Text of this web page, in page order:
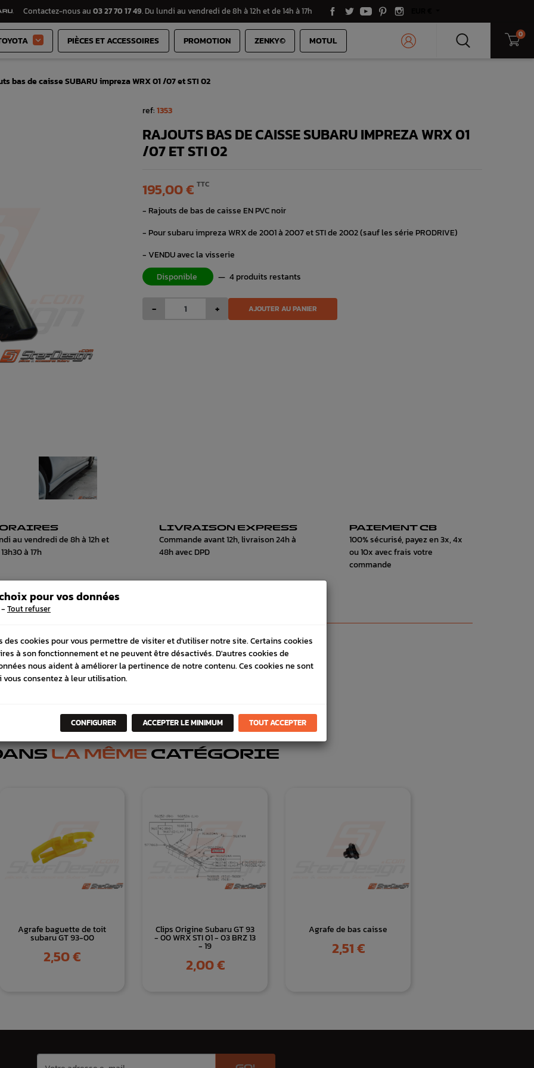
Contactez-nous au 03 27 70 17 49. Du lundi au vendredi de 8h à 12h et de 14h à 17h
 PIÈCES ET ACCESSOIRES PROMOTION ZENKY© MOTUL 0
bas de caisse SUBARU impreza WRX 01 /07 et STI 02
ref:1353
RAJOUTS BAS DE CAISSE SUBARU IMPREZA WRX 01
/07 ET STI 02
195,00 € TTC
- Rajouts de bas de caisse EN PVC noir
- Pour subaru impreza WRX de 2001 à 2007 et STI de 2002 (sauf les série PRODRIVE)
- VENDU avec la visserie
Disponible
— 4 produits restants
- + AJOUTER AU PANIER
au vendredi de 8h à 12h et
à 17h
LIVRAISON EXPRESS
Commande avant 12h, livraison 24h à
48h avec DPD
PAIEMENT CB
100% sécurisé, payez en 3x, 4x
ou 10x avec frais votre
commande
LA MÊMECATÉGORIE
Agrafe baguette de toit
subaru GT 93-00
Prix
2,50 €
Clips Origine Subaru GT 93
- 00 WRX STI 01 - 03 BRZ 13
- 19
Prix
2,00 €
Agrafe de bas caisse
Prix
2,51 €
pour vos données
- Tout refuser
des cookies pour vous permettre de visiter et d'utiliser notre site. Certains cookies
à son fonctionnement et ne peuvent être désactivés. D'autres cookies de
nous aident à améliorer la pertinence de notre contenu. Ces cookies ne sont
vous consentez à leur utilisation.
CONFIGURER ACCEPTER LE MINIMUM TOUT ACCEPTER